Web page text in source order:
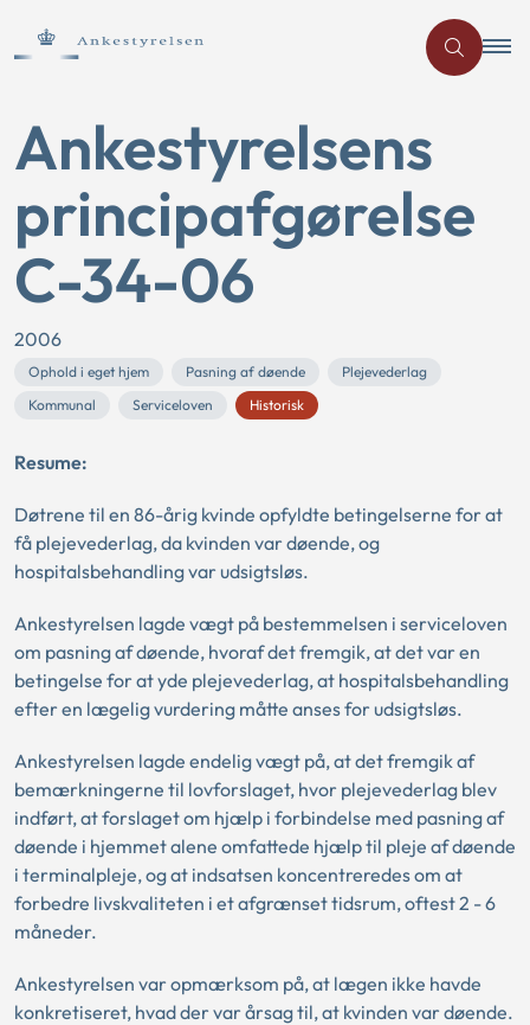
Ankestyrelsens
principafgørelse
C-34-06
2006
Ophold i eget hjem Pasning af døende
Plejevederlag
Kommunal
Serviceloven Historisk
Resume:
Døtrene til en 86-årig kvinde opfyldte betingelserne for at
få plejevederlag, da kvinden var døende, og
hospitalsbehandling var udsigtsløs.
Ankestyrelsen lagde vægt på bestemmelsen i serviceloven
om pasning af døende, hvoraf det fremgik, at det var en
betingelse for at yde plejevederlag, at hospitalsbehandling
efter en lægelig vurdering måtte anses for udsigtsløs.
Ankestyrelsen lagde endelig vægt på, at det fremgik af
bemærkningerne til lovforslaget, hvor plejevederlag blev
indført, at forslaget om hjælp i forbindelse med pasning af
døende i hjemmet alene omfattede hjælp til pleje af døende
i terminalpleje, og at indsatsen koncentreredes om at
forbedre livskvaliteten i et afgrænset tidsrum, oftest 2 - 6
måneder.
Ankestyrelsen var opmærksom på, at lægen ikke havde
konkretiseret, hvad der var årsag til, at kvinden var døende.